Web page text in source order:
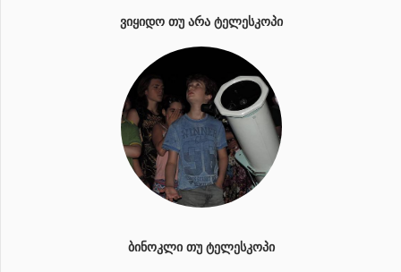
ᲕᲘᲧᲘᲓᲝ ᲗᲣ ᲐᲠᲐ ᲢᲔᲚᲔᲡᲙᲝᲞᲘ
ᲑᲘᲜᲝᲙᲚᲘ ᲗᲣ ᲢᲔᲚᲔᲡᲙᲝᲞᲘ